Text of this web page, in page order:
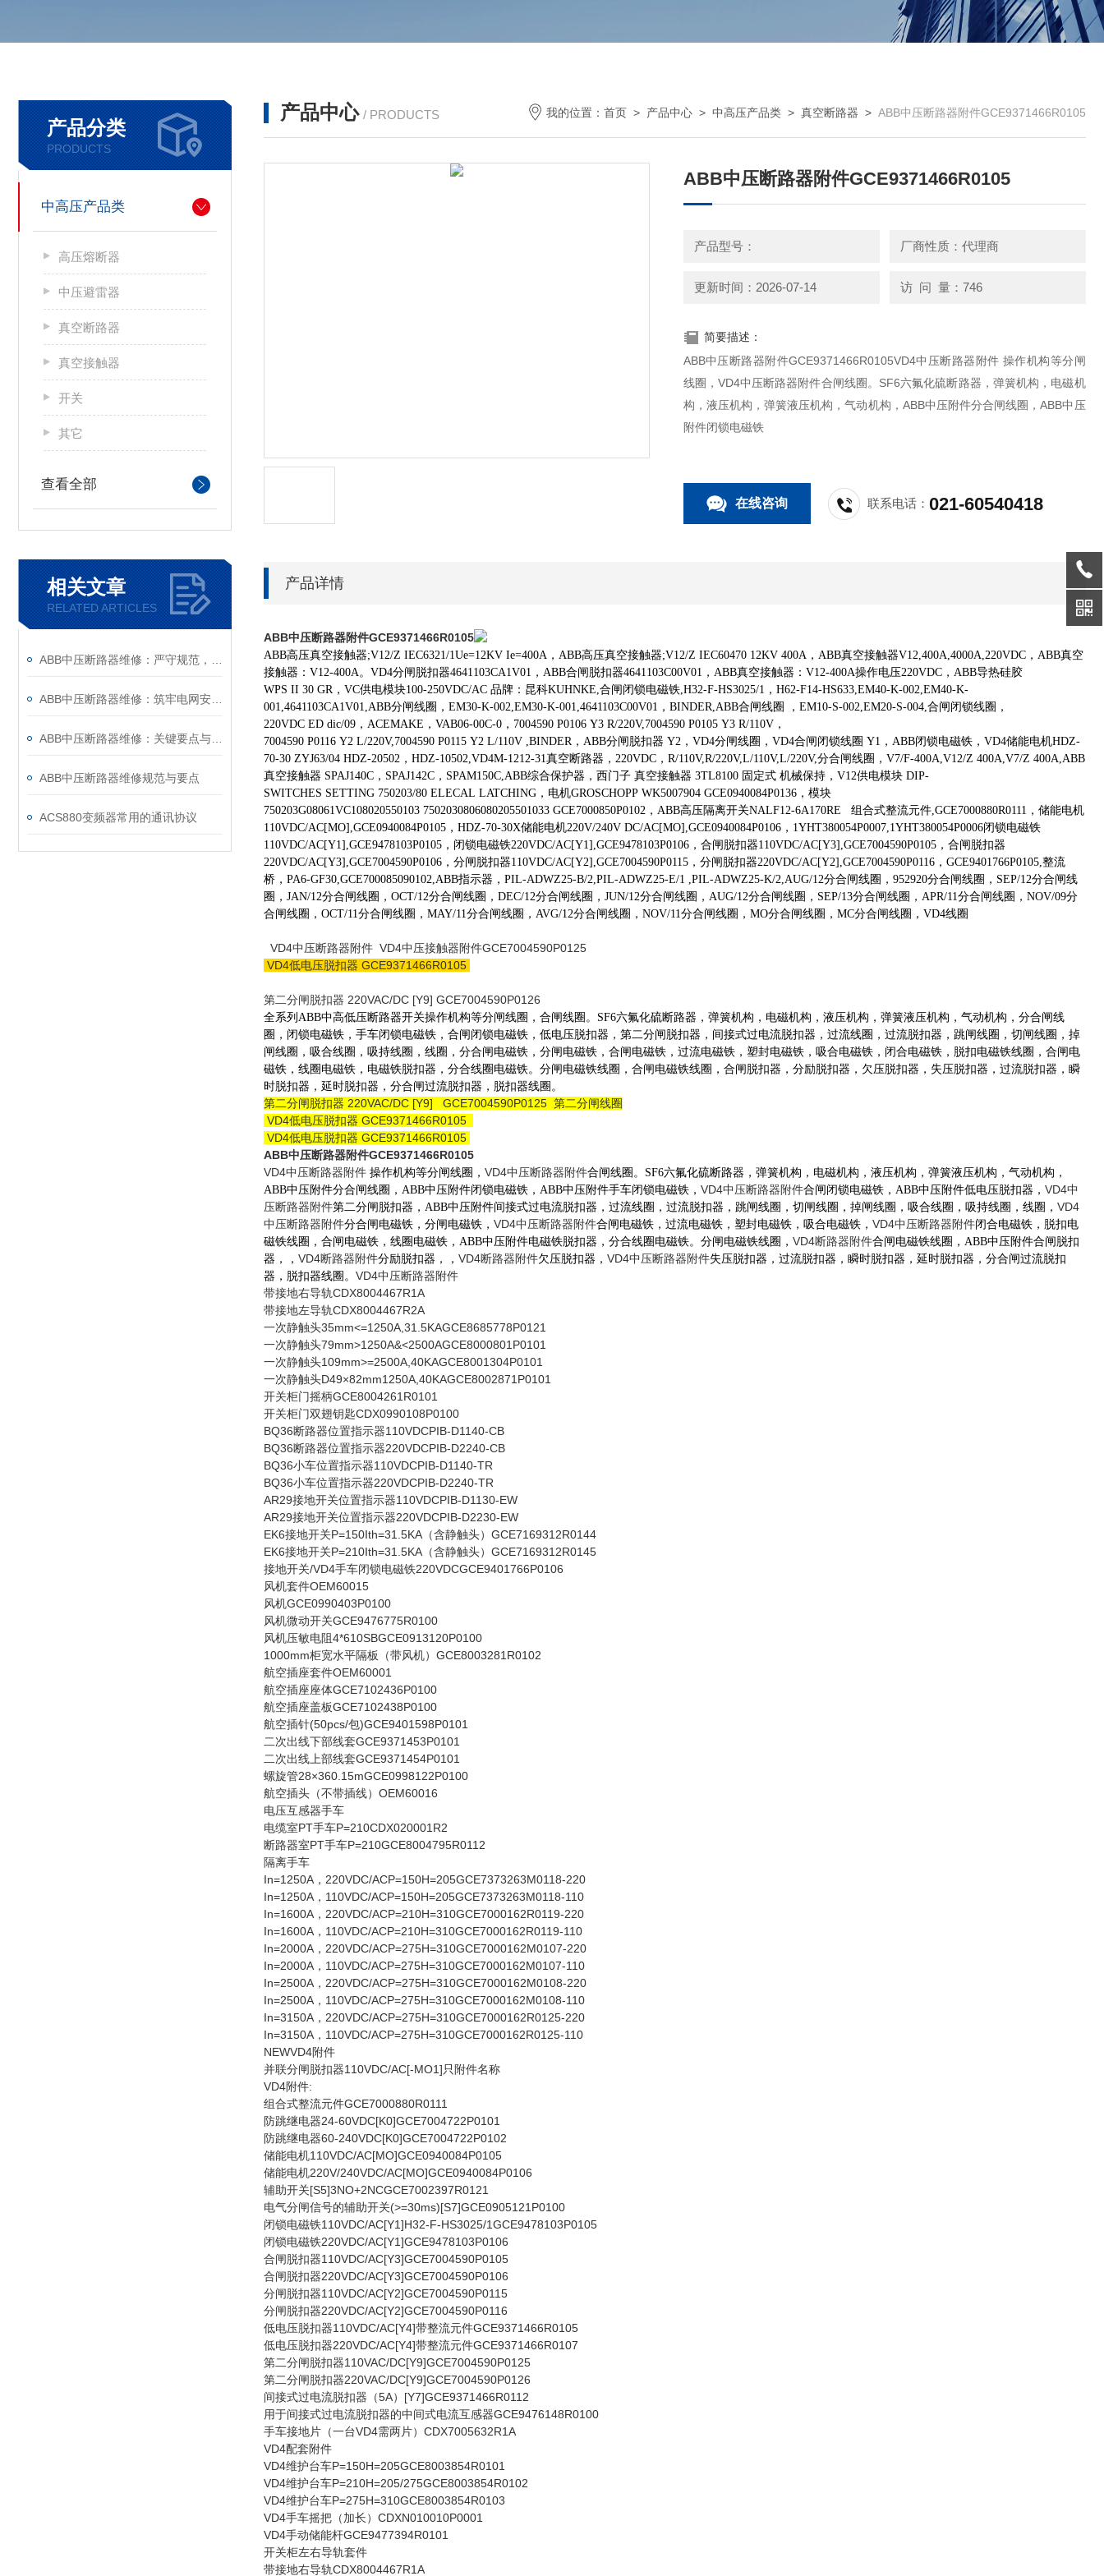
产品分类
PRODUCTS
中高压产品类
高压熔断器
中压避雷器
真空断路器
真空接触器
开关
其它
查看全部
相关文章
RELATED ARTICLES
ABB中压断路器维修规范与要点
ACS880变频器常用的通讯协议
产品中心 / PRODUCTS 我的位置： 首页 > 产品中心 > 中高压产品类 > 真空断路器 > ABB中压断路器附件GCE9371466R0105
ABB中压断路器附件GCE9371466R0105
产品型号： 厂商性质：代理商
更新时间：2026-07-14 访 问 量：746
简要描述：
ABB中压断路器附件GCE9371466R0105VD4中压断路器附件 操作机构等分闸
线圈，VD4中压断路器附件合闸线圈。SF6六氟化硫断路器，弹簧机构，电磁机
构，液压机构，弹簧液压机构，气动机构，ABB中压附件分合闸线圈，ABB中压
附件闭锁电磁铁
在线咨询 联系电话：021-60540418
产品详情
ABB中压断路器附件GCE9371466R0105
ABB高压真空接触器;V12/Z IEC6321/1Ue=12KV Ie=400A，ABB高压真空接触器;V12/Z IEC60470 12KV 400A，ABB真空接触器V12,400A,4000A,220VDC，ABB真空
接触器：V12-400A。VD4分闸脱扣器4641103CA1V01，ABB合闸脱扣器4641103C00V01，ABB真空接触器：V12-400A操作电压220VDC，ABB导热硅胶
WPS II 30 GR，VC供电模块100-250VDC/AC 品牌：昆科KUHNKE,合闸闭锁电磁铁,H32-F-HS3025/1，H62-F14-HS633,EM40-K-002,EM40-K-
001,4641103CA1V01,ABB分闸线圈，EM30-K-002,EM30-K-001,4641103C00V01，BINDER,ABB合闸线圈 ，EM10-S-002,EM20-S-004,合闸闭锁线圈，
220VDC ED dic/09，ACEMAKE，VAB06-00C-0，7004590 P0106 Y3 R/220V,7004590 P0105 Y3 R/110V，
7004590 P0116 Y2 L/220V,7004590 P0115 Y2 L/110V ,BINDER，ABB分闸脱扣器 Y2，VD4分闸线圈，VD4合闸闭锁线圈 Y1，ABB闭锁电磁铁，VD4储能电机HDZ-
70-30 ZYJ63/04 HDZ-20502，HDZ-10502,VD4M-1212-31真空断路器，220VDC，R/110V,R/220V,L/110V,L/220V,分合闸线圈，V7/F-400A,V12/Z 400A,V7/Z 400A,ABB
真空接触器 SPAJ140C，SPAJ142C，SPAM150C,ABB综合保护器，西门子 真空接触器 3TL8100 固定式 机械保持，V12供电模块 DIP-
SWITCHES SETTING 750203/80 ELECAL LATCHING，电机GROSCHOPP WK5007904 GCE0940084P0136，模块
750203G08061VC108020550103 7502030806080205501033 GCE7000850P0102，ABB高压隔离开关NALF12-6A170RE 组合式整流元件,GCE7000880R0111，储能电机
110VDC/AC[MO],GCE0940084P0105，HDZ-70-30X储能电机220V/240V DC/AC[MO],GCE0940084P0106，1YHT380054P0007,1YHT380054P0006闭锁电磁铁
110VDC/AC[Y1],GCE9478103P0105，闭锁电磁铁220VDC/AC[Y1],GCE9478103P0106，合闸脱扣器110VDC/AC[Y3],GCE7004590P0105，合闸脱扣器
220VDC/AC[Y3],GCE7004590P0106，分闸脱扣器110VDC/AC[Y2],GCE7004590P0115，分闸脱扣器220VDC/AC[Y2],GCE7004590P0116，GCE9401766P0105,整流
桥，PA6-GF30,GCE700085090102,ABB指示器，PIL-ADWZ25-B/2,PIL-ADWZ25-E/1 ,PIL-ADWZ25-K/2,AUG/12分合闸线圈，952920分合闸线圈，SEP/12分合闸线
圈，JAN/12分合闸线圈，OCT/12分合闸线圈，DEC/12分合闸线圈，JUN/12分合闸线圈，AUG/12分合闸线圈，SEP/13分合闸线圈，APR/11分合闸线圈，NOV/09分
合闸线圈，OCT/11分合闸线圈，MAY/11分合闸线圈，AVG/12分合闸线圈，NOV/11分合闸线圈，MO分合闸线圈，MC分合闸线圈，VD4线圈
VD4中压断路器附件 VD4中压接触器附件GCE7004590P0125
VD4低电压脱扣器 GCE9371466R0105
第二分闸脱扣器 220VAC/DC [Y9] GCE7004590P0126
全系列ABB中高低压断路器开关操作机构等分闸线圈，合闸线圈。SF6六氟化硫断路器，弹簧机构，电磁机构，液压机构，弹簧液压机构，气动机构，分合闸线
圈，闭锁电磁铁，手车闭锁电磁铁，合闸闭锁电磁铁，低电压脱扣器，第二分闸脱扣器，间接式过电流脱扣器，过流线圈，过流脱扣器，跳闸线圈，切闸线圈，掉
闸线圈，吸合线圈，吸持线圈，线圈，分合闸电磁铁，分闸电磁铁，合闸电磁铁，过流电磁铁，塑封电磁铁，吸合电磁铁，闭合电磁铁，脱扣电磁铁线圈，合闸电
磁铁，线圈电磁铁，电磁铁脱扣器，分合线圈电磁铁。分闸电磁铁线圈，合闸电磁铁线圈，合闸脱扣器，分励脱扣器，欠压脱扣器，失压脱扣器，过流脱扣器，瞬
时脱扣器，延时脱扣器，分合闸过流脱扣器，脱扣器线圈。
第二分闸脱扣器 220VAC/DC [Y9] GCE7004590P0125 第二分闸线圈
VD4低电压脱扣器 GCE9371466R0105
VD4低电压脱扣器 GCE9371466R0105
ABB中压断路器附件GCE9371466R0105
VD4中压断路器附件 操作机构等分闸线圈， VD4中压断路器附件合闸线圈。SF6六氟化硫断路器，弹簧机构，电磁机构，液压机构，弹簧液压机构，气动机构，
ABB中压附件分合闸线圈， ABB中压附件闭锁电磁铁， ABB中压附件手车闭锁电磁铁， VD4中压断路器附件合闸闭锁电磁铁，ABB中压附件低电压脱扣器， VD4中
压断路器附件第二分闸脱扣器， ABB中压附件间接式过电流脱扣器，过流线圈，过流脱扣器，跳闸线圈，切闸线圈，掉闸线圈，吸合线圈，吸持线圈，线圈， VD4
中压断路器附件分合闸电磁铁，分闸电磁铁， VD4中压断路器附件合闸电磁铁，过流电磁铁，塑封电磁铁，吸合电磁铁， VD4中压断路器附件闭合电磁铁，脱扣电
磁铁线圈，合闸电磁铁，线圈电磁铁，ABB中压附件电磁铁脱扣器，分合线圈电磁铁。分闸电磁铁线圈， VD4断路器附件合闸电磁铁线圈， ABB中压附件合闸脱扣
器，
， VD4断路器附件分励脱扣器， ， VD4断路器附件欠压脱扣器， VD4中压断路器附件失压脱扣器，过流脱扣器，瞬时脱扣器，延时脱扣器，分合闸过流脱扣
器，脱扣器线圈。 VD4中压断路器附件
带接地右导轨CDX8004467R1A
带接地左导轨CDX8004467R2A
一次静触头35mm<=1250A,31.5KAGCE8685778P0121
一次静触头79mm>1250A&<2500AGCE8000801P0101
一次静触头109mm>=2500A,40KAGCE8001304P0101
一次静触头D49×82mm1250A,40KAGCE8002871P0101
开关柜门摇柄GCE8004261R0101
开关柜门双翅钥匙CDX0990108P0100
BQ36断路器位置指示器110VDCPIB-D1140-CB
BQ36断路器位置指示器220VDCPIB-D2240-CB
BQ36小车位置指示器110VDCPIB-D1140-TR
BQ36小车位置指示器220VDCPIB-D2240-TR
AR29接地开关位置指示器110VDCPIB-D1130-EW
AR29接地开关位置指示器220VDCPIB-D2230-EW
EK6接地开关P=150Ith=31.5KA（含静触头）GCE7169312R0144
EK6接地开关P=210Ith=31.5KA（含静触头）GCE7169312R0145
接地开关/VD4手车闭锁电磁铁220VDCGCE9401766P0106
风机套件OEM60015
风机GCE0990403P0100
风机微动开关GCE9476775R0100
风机压敏电阻4*610SBGCE0913120P0100
1000mm柜宽水平隔板（带风机）GCE8003281R0102
航空插座套件OEM60001
航空插座座体GCE7102436P0100
航空插座盖板GCE7102438P0100
航空插针(50pcs/包)GCE9401598P0101
二次出线下部线套GCE9371453P0101
二次出线上部线套GCE9371454P0101
螺旋管28×360.15mGCE0998122P0100
航空插头（不带插线）OEM60016
电压互感器手车
电缆室PT手车P=210CDX020001R2
断路器室PT手车P=210GCE8004795R0112
隔离手车
In=1250A，220VDC/ACP=150H=205GCE7373263M0118-220
In=1250A，110VDC/ACP=150H=205GCE7373263M0118-110
In=1600A，220VDC/ACP=210H=310GCE7000162R0119-220
In=1600A，110VDC/ACP=210H=310GCE7000162R0119-110
In=2000A，220VDC/ACP=275H=310GCE7000162M0107-220
In=2000A，110VDC/ACP=275H=310GCE7000162M0107-110
In=2500A，220VDC/ACP=275H=310GCE7000162M0108-220
In=2500A，110VDC/ACP=275H=310GCE7000162M0108-110
In=3150A，220VDC/ACP=275H=310GCE7000162R0125-220
In=3150A，110VDC/ACP=275H=310GCE7000162R0125-110
NEWVD4附件
并联分闸脱扣器110VDC/AC[-MO1]只附件名称
VD4附件:
组合式整流元件GCE7000880R0111
防跳继电器24-60VDC[K0]GCE7004722P0101
防跳继电器60-240VDC[K0]GCE7004722P0102
储能电机110VDC/AC[MO]GCE0940084P0105
储能电机220V/240VDC/AC[MO]GCE0940084P0106
辅助开关[S5]3NO+2NCGCE7002397R0121
电气分闸信号的辅助开关(>=30ms)[S7]GCE0905121P0100
闭锁电磁铁110VDC/AC[Y1]H32-F-HS3025/1GCE9478103P0105
闭锁电磁铁220VDC/AC[Y1]GCE9478103P0106
合闸脱扣器110VDC/AC[Y3]GCE7004590P0105
合闸脱扣器220VDC/AC[Y3]GCE7004590P0106
分闸脱扣器110VDC/AC[Y2]GCE7004590P0115
分闸脱扣器220VDC/AC[Y2]GCE7004590P0116
低电压脱扣器110VDC/AC[Y4]带整流元件GCE9371466R0105
低电压脱扣器220VDC/AC[Y4]带整流元件GCE9371466R0107
第二分闸脱扣器110VAC/DC[Y9]GCE7004590P0125
第二分闸脱扣器220VAC/DC[Y9]GCE7004590P0126
间接式过电流脱扣器（5A）[Y7]GCE9371466R0112
用于间接式过电流脱扣器的中间式电流互感器GCE9476148R0100
手车接地片（一台VD4需两片）CDX7005632R1A
VD4配套附件
VD4维护台车P=150H=205GCE8003854R0101
VD4维护台车P=210H=205/275GCE8003854R0102
VD4维护台车P=275H=310GCE8003854R0103
VD4手车摇把（加长）CDXN010010P0001
VD4手动储能杆GCE9477394R0101
开关柜左右导轨套件
带接地右导轨CDX8004467R1A